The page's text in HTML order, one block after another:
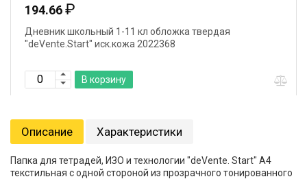
194.66₽
Дневник школьный 1-11 кл обложка твердая
"deVente.Start" иск.кожа 2022368
В корзину
Описание Характеристики
Папка для тетрадей, ИЗО и технологии "deVente. Start" A4
текстильная с одной стороной из прозрачного тонированного